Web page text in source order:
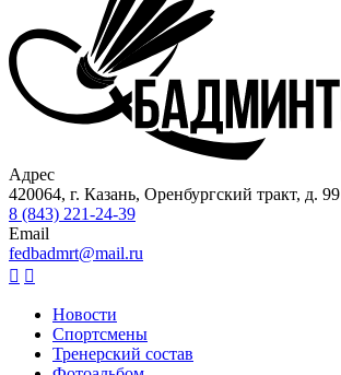
Адрес
420064, г. Казань, Оренбургский тракт, д. 99
8 (843) 221-24-39
Email
fedbadmrt@mail.ru
 
Подвал
Новости
Спортсмены
Тренерский состав